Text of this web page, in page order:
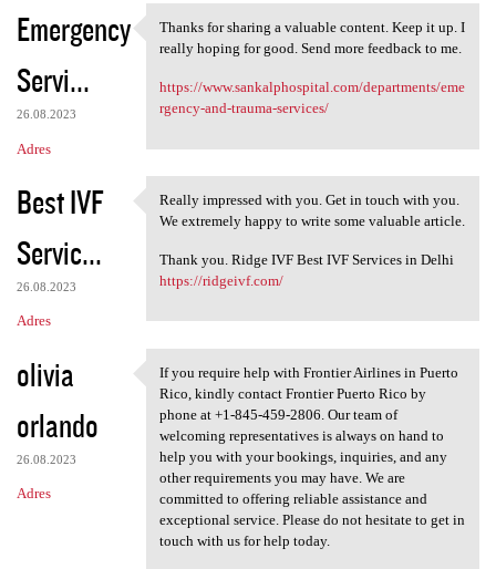
Emergency
Servi...
26.08.2023
Adres
Thanks for sharing a valuable
Thanks for sharing a valuable content. Keep it up. I
really hoping for good. Send more feedback to me.
https://www.sankalphospital.com/departments/eme
rgency-and-trauma-services/
Best IVF
Servic...
26.08.2023
Adres
Really impressed with you.
Really impressed with you. Get in touch with you.
We extremely happy to write some valuable article.
Thank you. Ridge IVF Best IVF Services in Delhi
https://ridgeivf.com/
olivia
orlando
26.08.2023
Adres
If you require help with
If you require help with Frontier Airlines in Puerto
Rico, kindly contact Frontier Puerto Rico by
phone at +1-845-459-2806. Our team of
welcoming representatives is always on hand to
help you with your bookings, inquiries, and any
other requirements you may have. We are
committed to offering reliable assistance and
exceptional service. Please do not hesitate to get in
touch with us for help today.